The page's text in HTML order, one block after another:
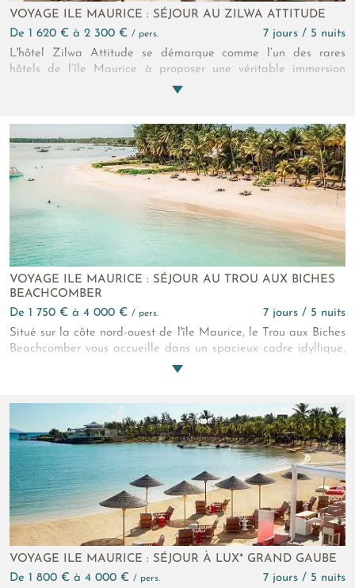
VOYAGE ILE MAURICE : SÉJOUR AU ZILWA ATTITUDE
de 1 620 € à 2 300 € / pers.
7 jours / 5 nuits
L'hôtel Zilwa Attitude se démarque comme l’un des rares
hôtels de l’île Maurice à proposer une véritable immersion
culturelle tout en offrant un cadre balnéaire raffiné. Son
l’honneur, des expériences authentiques à l'instar de dîners
chez l’habitant et une attention portée à l’environnement.
Autant d'expériences qui font du Zilwa Attitude une adresse
singulière.
VOYAGE ILE MAURICE : SÉJOUR AU TROU AUX BICHES
BEACHCOMBER
de 1 750 € à 4 000 € / pers.
7 jours / 5 nuits
Situé sur la côte nord-ouest de l'île Maurice, le Trou aux Biches
Beachcomber vous accueille dans un spacieux cadre idyllique,
pour un séjour de rêve. Avec sa longue plage, son lagon aux
VOYAGE ILE MAURICE : SÉJOUR À LUX* GRAND GAUBE
de 1 800 € à 4 000 € / pers.
7 jours / 5 nuits